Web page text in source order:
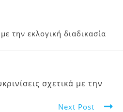
την εκλογική διαδικασία
σχετικά με την
Next Post